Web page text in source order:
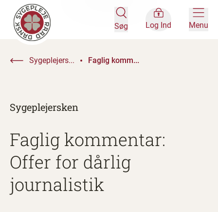
Søg Log Ind Menu
Sygeplejers... Faglig komm...
Sygeplejersken
Faglig kommentar:
Offer for dårlig
journalistik